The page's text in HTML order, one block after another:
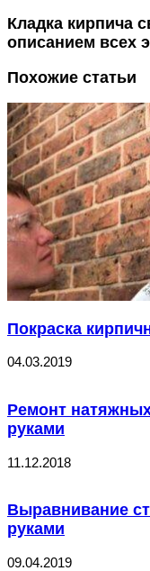
Кладка кирпича
описанием всех
Похожие статьи
Покраска
04.03.2019
Ремонт
руками
11.12.2018
Выравнивание
руками
09.04.2019